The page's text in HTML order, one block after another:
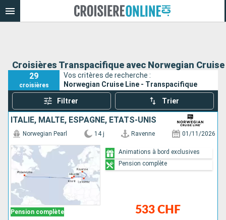
Croisières Transpacifique avec Norwegian Cruise
29
croisières
Vos critères de recherche :
Norwegian Cruise Line - Transpacifique
Filtrer Trier
ITALIE, MALTE, ESPAGNE, ÉTATS-UNIS
Pension complète
Norwegian Pearl 14 j Ravenne 01/11/2026
533 CHF
Animations à bord exclusives
Pension complète